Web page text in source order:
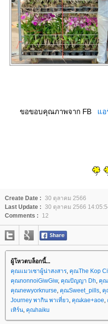
ขอขอบคุณภาพจาก FB อ
Create Date : 30 ตุลาคม 2566
Last Update : 30 ตุลาคม 2566
Comments :
12
ผู้โหวตบล็อกนี้...
คุณแมวเซาผู้น่าสงสาร คุณThe Kop
คุณnonnoiGiwGiw, คุณปัญญา Dh คุณ
คุณnewyorknurse คุณSweet_pills คุ
Journey พากิน พาเที่ยว คุณkae+aoe
เทิร์น คุณhaiku